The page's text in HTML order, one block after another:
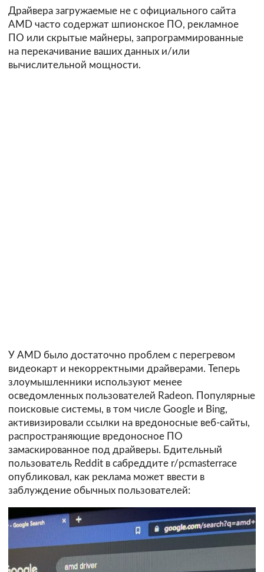
Драйвера загружаемые не с официального сайта
AMD часто содержат шпионское ПО, рекламное
ПО или скрытые майнеры, запрограммированные
на перекачивание ваших данных и/или
вычислительной мощности.
У AMD было достаточно проблем с перегревом
видеокарт и некорректными драйверами. Теперь
злоумышленники используют менее
осведомленных пользователей Radeon. Популярные
поисковые системы, в том числе Google и Bing,
активизировали ссылки на вредоносные веб-сайты,
распространяющие вредоносное ПО
замаскированное под драйверы. Бдительный
пользователь Reddit в сабреддите r/pcmasterrace
опубликовал, как реклама может ввести в
заблуждение обычных пользователей: